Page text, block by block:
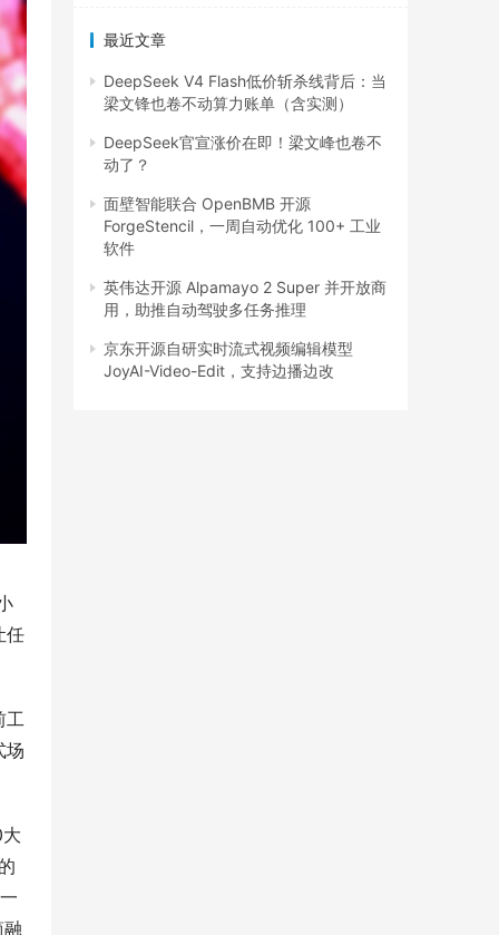
任
工
场
最近文章
DeepSeek V4 Flash低价斩杀线背后：当
梁文锋也卷不动算力账单（含实测）
DeepSeek官宣涨价在即！梁文峰也卷不
动了？
面壁智能联合 OpenBMB 开源
ForgeStencil，一周自动优化 100+ 工业
软件
英伟达开源 Alpamayo 2 Super 并开放商
用，助推自动驾驶多任务推理
京东开源自研实时流式视频编辑模型
JoyAI-Video-Edit，支持边播边改